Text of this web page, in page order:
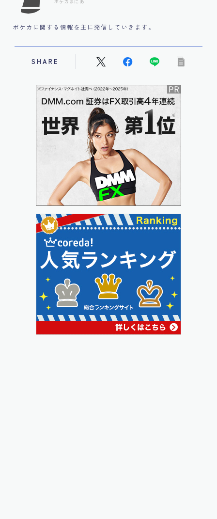
ポケカに関する情報を主に発信していきます。
SHARE